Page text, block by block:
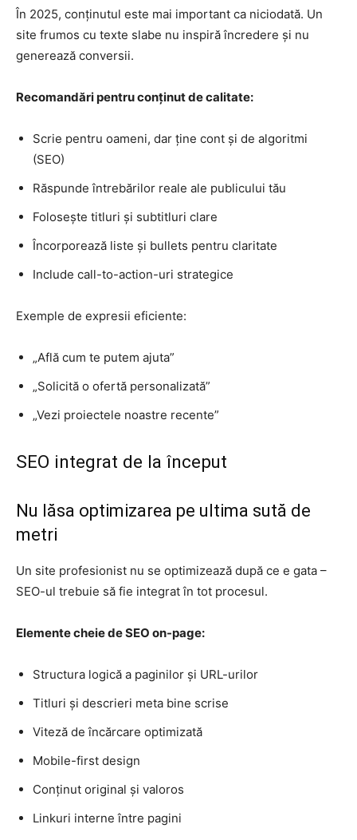
În 2025, conținutul este mai important ca niciodată. Un
site frumos cu texte slabe nu inspiră încredere și nu
generează conversii.
Recomandări pentru conținut de calitate:
Scrie pentru oameni, dar ține cont și de algoritmi
(SEO)
Răspunde întrebărilor reale ale publicului tău
Folosește titluri și subtitluri clare
Încorporează liste și bullets pentru claritate
Include call-to-action-uri strategice
Exemple de expresii eficiente:
„Află cum te putem ajuta”
„Solicită o ofertă personalizată”
„Vezi proiectele noastre recente”
SEO integrat de la început
Nu lăsa optimizarea pe ultima sută de
metri
Un site profesionist nu se optimizează după ce e gata –
SEO-ul trebuie să fie integrat în tot procesul.
Elemente cheie de SEO on-page:
Structura logică a paginilor și URL-urilor
Titluri și descrieri meta bine scrise
Viteză de încărcare optimizată
Mobile-first design
Conținut original și valoros
Linkuri interne între pagini